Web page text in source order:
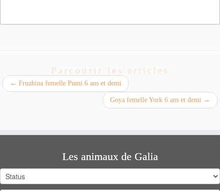
Parcourir les articles
← Fruzhina femelle Pumi 6 ans et demi
Goya femelle York 6 ans et demi →
Les animaux de Galia